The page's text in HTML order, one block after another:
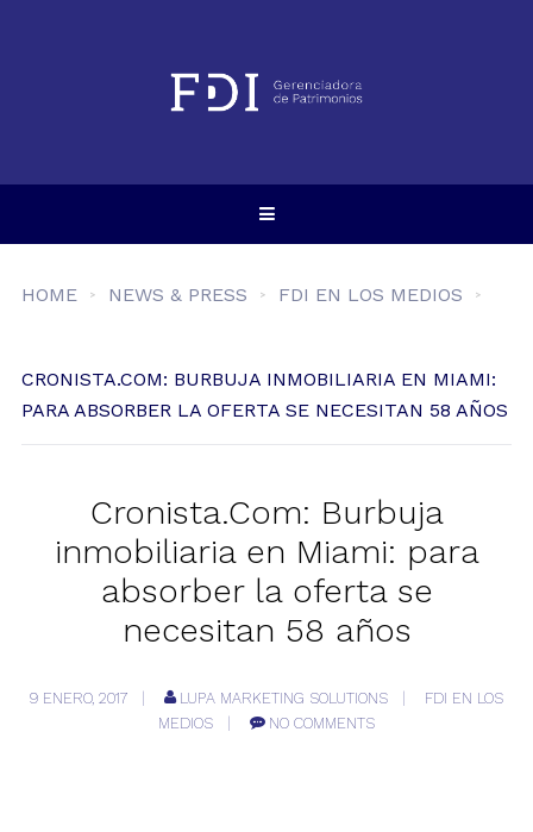
HOME NEWS & PRESS FDI EN LOS MEDIOS
CRONISTA.COM: BURBUJA INMOBILIARIA EN MIAMI:
PARA ABSORBER LA OFERTA SE NECESITAN 58 AÑOS
Cronista.Com: Burbuja
inmobiliaria en Miami: para
absorber la oferta se
necesitan 58 años
9 ENERO, 2017 LUPA MARKETING SOLUTIONS
FDI EN LOS
MEDIOS
NO COMMENTS